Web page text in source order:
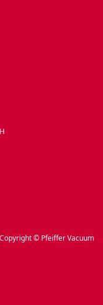
Copyright © Pfeiffer Vacuum